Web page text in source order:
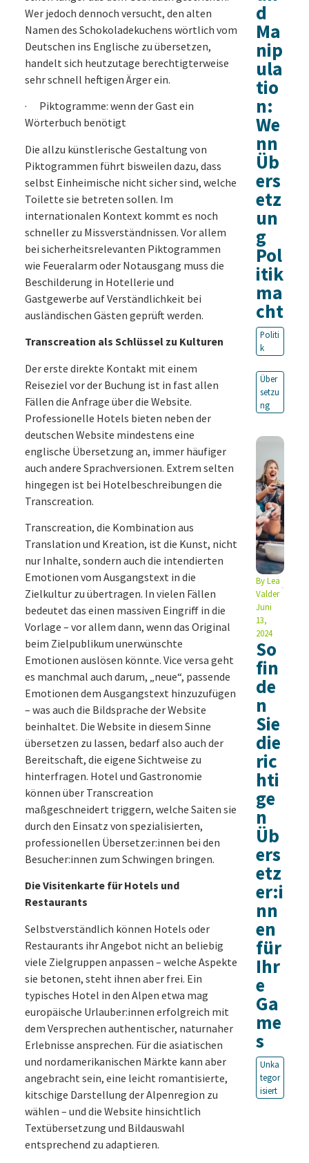
Wer jedoch dennoch versucht, den alten
Namen des Schokoladekuchens wörtlich vom
Deutschen ins Englische zu übersetzen,
handelt sich heutzutage berechtigterweise
sehr schnell heftigen Ärger ein.
· Piktogramme: wenn der Gast ein
Wörterbuch benötigt
Die allzu künstlerische Gestaltung von
Piktogrammen führt bisweilen dazu, dass
selbst Einheimische nicht sicher sind, welche
Toilette sie betreten sollen. Im
internationalen Kontext kommt es noch
schneller zu Missverständnissen. Vor allem
bei sicherheitsrelevanten Piktogrammen
wie Feueralarm oder Notausgang muss die
Beschilderung in Hotellerie und
Gastgewerbe auf Verständlichkeit bei
ausländischen Gästen geprüft werden.
Transcreation als Schlüssel zu Kulturen
Der erste direkte Kontakt mit einem
Reiseziel vor der Buchung ist in fast allen
Fällen die Anfrage über die Website.
Professionelle Hotels bieten neben der
deutschen Website mindestens eine
englische Übersetzung an, immer häufiger
auch andere Sprachversionen. Extrem selten
hingegen ist bei Hotelbeschreibungen die
Transcreation.
Transcreation, die Kombination aus
Translation und Kreation, ist die Kunst, nicht
nur Inhalte, sondern auch die intendierten
Emotionen vom Ausgangstext in die
Zielkultur zu übertragen. In vielen Fällen
bedeutet das einen massiven Eingriff in die
Vorlage – vor allem dann, wenn das Original
beim Zielpublikum unerwünschte
Emotionen auslösen könnte. Vice versa geht
es manchmal auch darum, „neue“, passende
Emotionen dem Ausgangstext hinzuzufügen
– was auch die Bildsprache der Website
beinhaltet. Die Website in diesem Sinne
übersetzen zu lassen, bedarf also auch der
Bereitschaft, die eigene Sichtweise zu
hinterfragen. Hotel und Gastronomie
können über Transcreation
maßgeschneidert triggern, welche Saiten sie
durch den Einsatz von spezialisierten,
professionellen Übersetzer:innen bei den
Besucher:innen zum Schwingen bringen.
Die Visitenkarte für Hotels und
Restaurants
Selbstverständlich können Hotels oder
Restaurants ihr Angebot nicht an beliebig
viele Zielgruppen anpassen – welche Aspekte
sie betonen, steht ihnen aber frei. Ein
typisches Hotel in den Alpen etwa mag
europäische Urlauber:innen erfolgreich mit
dem Versprechen authentischer, naturnaher
Erlebnisse ansprechen. Für die asiatischen
und nordamerikanischen Märkte kann aber
angebracht sein, eine leicht romantisierte,
kitschige Darstellung der Alpenregion zu
wählen – und die Website hinsichtlich
Textübersetzung und Bildauswahl
entsprechend zu adaptieren.
d
Ma
nip
ula
tio
n:
We
nn
Üb
ers
etz
un
g
Pol
itik
ma
cht
Politi
k
Über
setzu
ng
ByLea
Valder
Juni
13,
2024
So
fin
de
n
Sie
die
ric
hti
ge
n
Üb
ers
etz
er:i
nn
en
für
Ihr
e
Ga
me
s
Unka
tegor
isiert